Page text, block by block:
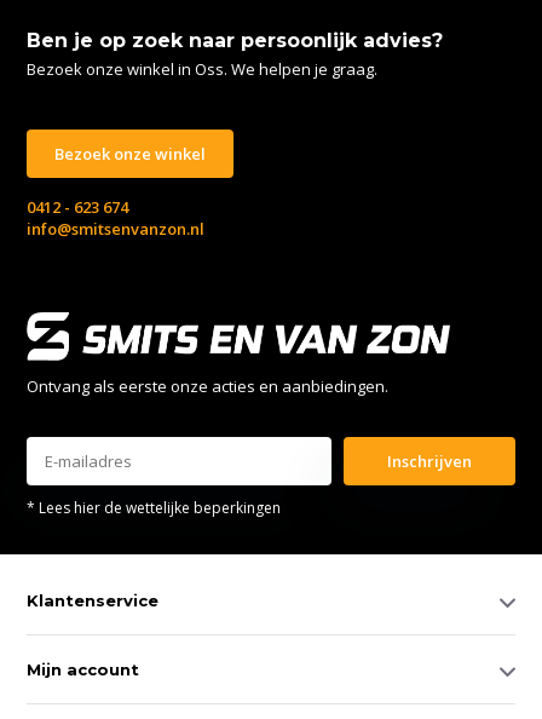
Ben je op zoek naar persoonlijk advies?
Bezoek onze winkel in Oss. We helpen je graag.
Bezoek onze winkel
0412 - 623 674
info@smitsenvanzon.nl
Ontvang als eerste onze acties en aanbiedingen.
Inschrijven
* Lees hier de wettelijke beperkingen
Klantenservice
Mijn account